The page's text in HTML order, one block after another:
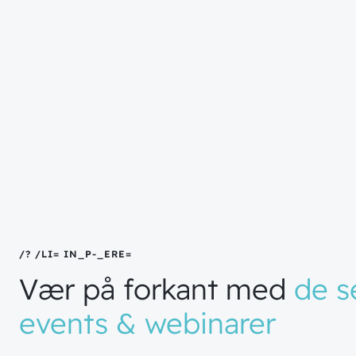
// BLIV INSP_ RERE}
Vær på forkant med de
events & webinarer